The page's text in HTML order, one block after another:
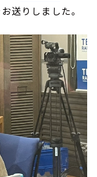
送りしました。